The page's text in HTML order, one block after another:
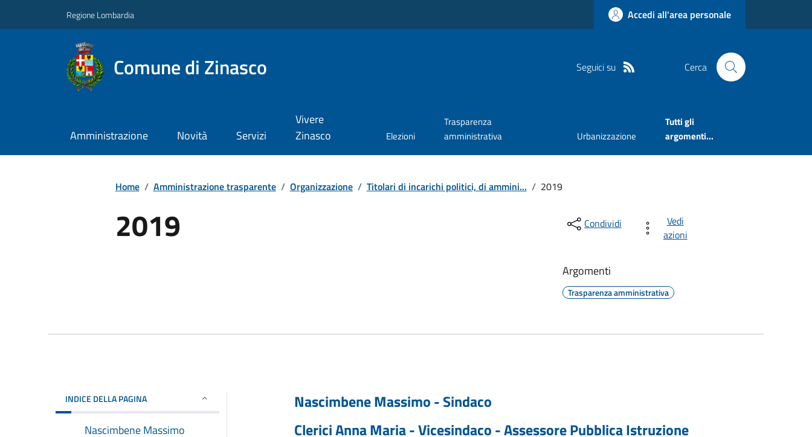
Regione Lombardia Accedi all'area personale
Comune di Zinasco Seguici su Cerca
Amministrazione Novità Servizi
Vivere
Zinasco
Elezioni
Trasparenza
amministrativa
Urbanizzazione
Tutti gli
argomenti...
Home / Amministrazione trasparente / Organizzazione / Titolari di incarichi politici, di ammini... / 2019
2019 Condividi
Vedi
azioni
Argomenti
Trasparenza amministrativa
INDICE DELLA PAGINA
Nascimbene Massimo
Nascimbene Massimo - Sindaco
Clerici Anna Maria - Vicesindaco - Assessore Pubblica Istruzione